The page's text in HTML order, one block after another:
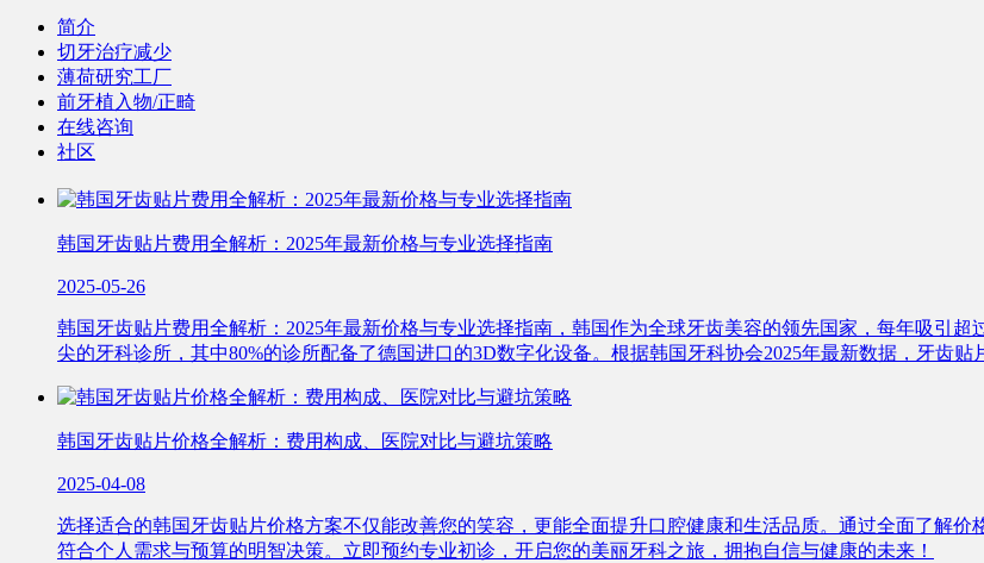
简介
切牙治疗减少
薄荷研究工厂
前牙植入物/正畸
在线咨询
社区
韩国牙齿贴片费用全解析：2025年最新价格与专业选择指南
2025-05-26
韩国牙齿贴片费用全解析：2025年最新价格与专业选择指南，韩国作为全球牙齿美容的领先国家，每年吸引
尖的牙科诊所，其中80%的诊所配备了德国进口的3D数字化设备。根据韩国牙科协会2025年最新数据，牙齿贴
韩国牙齿贴片价格全解析：费用构成、医院对比与避坑策略
2025-04-08
选择适合的韩国牙齿贴片价格方案不仅能改善您的笑容，更能全面提升口腔健康和生活品质。通过全面了解
符合个人需求与预算的明智决策。立即预约专业初诊，开启您的美丽牙科之旅，拥抱自信与健康的未来！